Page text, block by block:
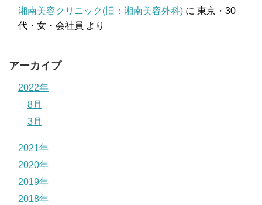
湘南美容クリニック(旧：湘南美容外科) に 東京・30
代・女・会社員 より
アーカイブ
2022年
8月
3月
2021年
2020年
2019年
2018年